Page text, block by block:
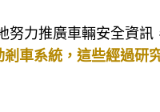
力推廣車輛安全資訊
車系統，這些經過研